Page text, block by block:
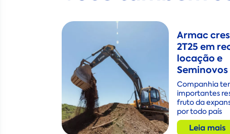
Armac
2T25 em
locação e
Seminovos
Companhia
importantes
fruto da
por todo país
Leia mais